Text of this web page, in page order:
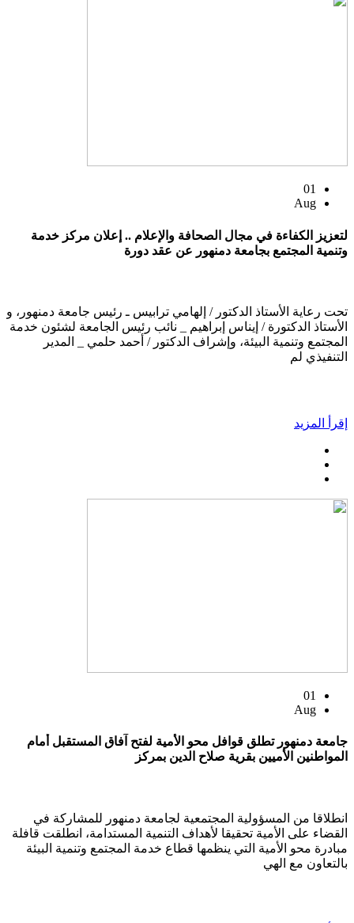
01
Aug
لتعزيز الكفاءة في مجال الصحافة والإعلام .. إعلان مركز خدمة
وتنمية المجتمع بجامعة دمنهور عن عقد دورة
تحت رعاية الأستاذ الدكتور / إلهامي ترابيس ـ رئيس جامعة دمنهور، و
الأستاذ الدكتورة / إيناس إبراهيم _ نائب رئيس الجامعة لشئون خدمة
المجتمع وتنمية البيئة، وإشراف الدكتور / أحمد حلمي _ المدير
التنفيذي لم
إقرأ المزيد
01
Aug
جامعة دمنهور تطلق قوافل محو الأمية لفتح آفاق المستقبل أمام
المواطنين الأميين بقرية صلاح الدين بمركز
انطلاقا من المسؤولية المجتمعية لجامعة دمنهور للمشاركة في
القضاء على الأمية تحقيقا لأهداف التنمية المستدامة، انطلقت قافلة
مبادرة محو الأمية التي ينظمها قطاع خدمة المجتمع وتنمية البيئة
بالتعاون مع الهي